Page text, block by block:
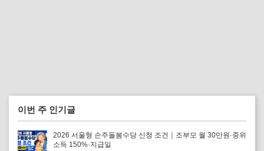
이번 주 인기글
2026 서울형 손주돌봄수당 신청 조건｜조부모 월 30만원·중위
소득 150%·지급일